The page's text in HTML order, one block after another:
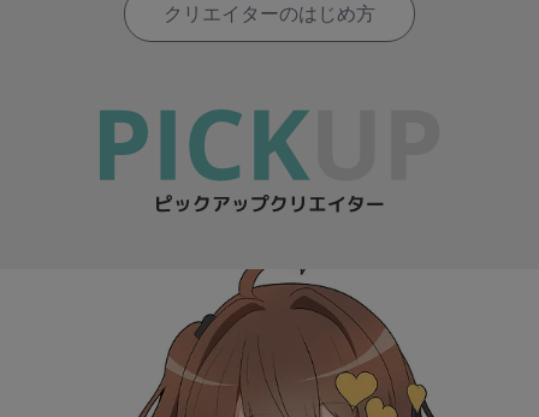
クリエイターのはじめ方